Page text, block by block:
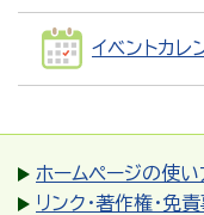
イベントカレ
ホームページの使い
リンク・著作権・免